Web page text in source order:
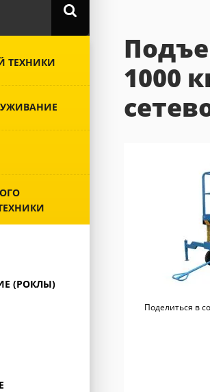
ТЕХНИКИ
(РОКЛЫ)
1000
Поделиться в